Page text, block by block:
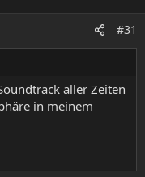
#31
aller Zeiten
in meinem